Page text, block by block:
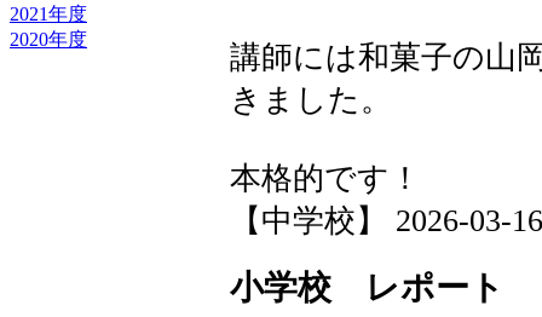
2021年度
2020年度
講師には和菓子の山
きました。
本格的です！
【中学校】 2026-03-
小学校 レポート